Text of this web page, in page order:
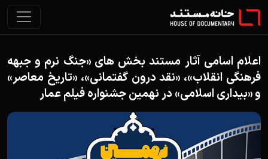
اعلام اسامی آثار مستند بخش های «جنگ نرم و جبهه
فرهنگی انقلاب»، «نقد درون گفتمانی»، «تاریخ معاصر»
و «بیداری اسلامی» در نهمین جشنواره فیلم عمار